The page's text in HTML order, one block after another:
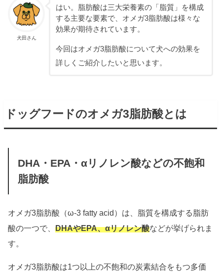
犬田さん
はい。脂肪酸は三大栄養素の「脂質」を構成
する主要な要素で、オメガ3脂肪酸は様々な
効果が期待されています。
今回はオメガ3脂肪酸について犬への効果を
詳しくご紹介したいと思います。
ドッグフードのオメガ3脂肪酸とは
DHA・EPA・αリノレン酸などの不飽和
脂肪酸
オメガ3脂肪酸（ω-3 fatty acid）は、脂質を構成する脂肪
酸の一つで、DHAやEPA、αリノレン酸などが挙げられま
す。
オメガ3脂肪酸は1つ以上の不飽和の炭素結合をもつ多価